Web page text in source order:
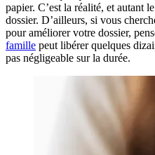
papier. C’est la réalité, et autant
dossier. D’ailleurs, si vous
pour améliorer votre dossier,
famille peut libérer quelques
pas négligeable sur la durée.